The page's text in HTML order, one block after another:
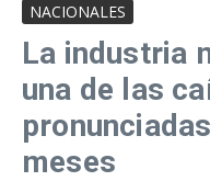
NACIONALES
La industria
una de las
meses